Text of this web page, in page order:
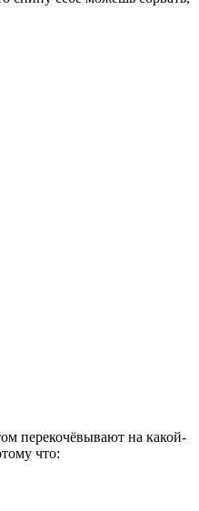
перекочёвывают на какой-
что: